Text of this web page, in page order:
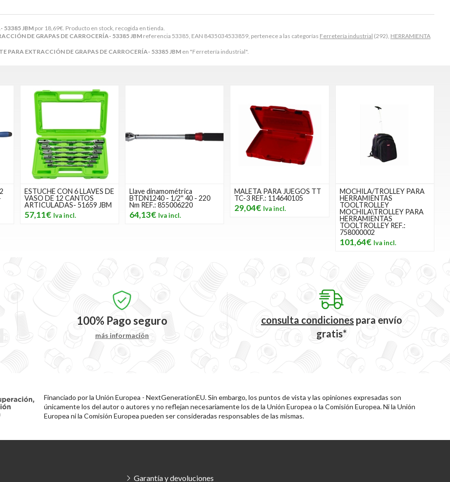
53385 JBM por 18,69€ . Producto en stock, recogida en tienda.
DE GRAPAS DE CARROCERÍA- 53385 JBM referencia 53385, EAN 8435034533859, pertenece a las categorías Ferretería industrial (292), HERRAMIENTA
PARA EXTRACCIÓN DE GRAPAS DE CARROCERÍA- 53385 JBM en "Ferretería industrial".
ESTUCHE CON 6 LLAVES DE
VASO DE 12 CANTOS
ARTICULADAS- 51659 JBM
57,11€
Llave dinamométrica
BTDN1240 - 1/2'' 40 - 220
Nm REF.: 855006220
64,13€
MALETA PARA JUEGOS TT
TC-3 REF.: 114640105
29,04€
MOCHILA/TROLLEY PARA
HERRAMIENTAS
TOOLTROLLEY
MOCHILA\TROLLEY PARA
HERRAMIENTAS
TOOLTROLLEY REF.:
758000002
101,64€
100% Pago seguro
más información
consulta condicionespara envío
gratis*
Financiado por la Unión Europea - NextGenerationEU. Sin embargo, los puntos de vista y las opiniones expresadas son
únicamente los del autor o autores y no reflejan necesariamente los de la Unión Europea o la Comisión Europea. Ni la Unión
Europea ni la Comisión Europea pueden ser consideradas responsables de las mismas.
Garantía y devoluciones